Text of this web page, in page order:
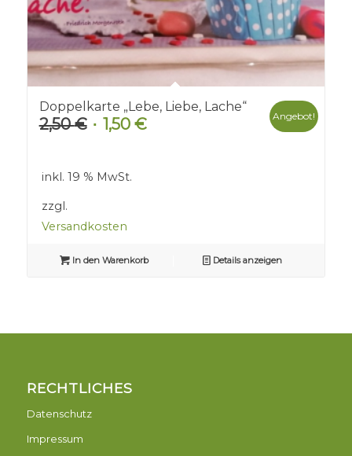
Doppelkarte „Lebe, Liebe, Lache“
2,50€ Ursprünglicher
2,50 €
1,50 €Aktueller
Angebot!
inkl. 19 % MwSt.
zzgl.
Versandkosten
In den Warenkorb Details anzeigen
RECHTLICHES
Datenschutz
Impressum